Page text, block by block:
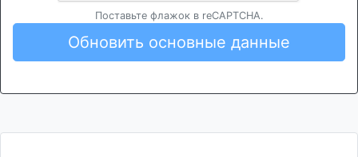
Поставьте флажок в reCAPTCHA.
Обновить основные данные